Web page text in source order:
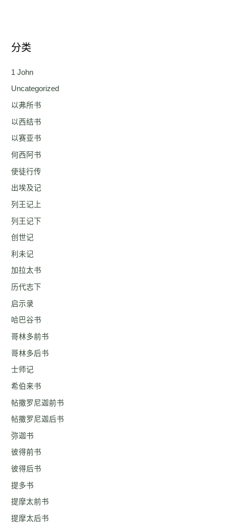
分类
1 John
Uncategorized
以弗所书
以西结书
以赛亚书
何西阿书
使徒行传
出埃及记
列王记上
列王记下
创世记
利未记
加拉太书
历代志下
启示录
哈巴谷书
哥林多前书
哥林多后书
士师记
希伯来书
帖撒罗尼迦前书
帖撒罗尼迦后书
弥迦书
彼得前书
彼得后书
提多书
提摩太前书
提摩太后书